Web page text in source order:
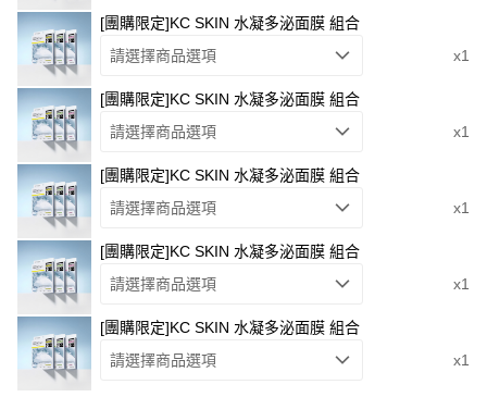
[團購限定]KC SKIN 水凝多泌面膜 組合
請選擇商品選項
x1
[團購限定]KC SKIN 水凝多泌面膜 組合
請選擇商品選項
x1
[團購限定]KC SKIN 水凝多泌面膜 組合
請選擇商品選項
x1
[團購限定]KC SKIN 水凝多泌面膜 組合
請選擇商品選項
x1
[團購限定]KC SKIN 水凝多泌面膜 組合
請選擇商品選項
x1